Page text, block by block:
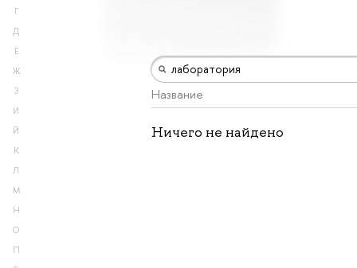
Г
Д
Е
Ж
З
И
Й
К
Л
М
Н
О
П
Название
Ничего не найдено